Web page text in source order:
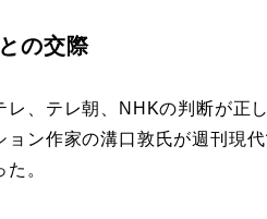
の交際
、テレ朝、NHKの判断が正
ョン作家の溝口敦氏が週刊現
。